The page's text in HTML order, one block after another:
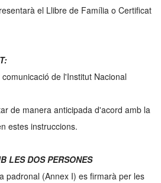
el Llibre de Família o Certificat
de l'Institut Nacional
de manera anticipada d'acord amb la
estes instruccions.
LES DOS PERSONES
padronal (Annex I) es firmarà per les